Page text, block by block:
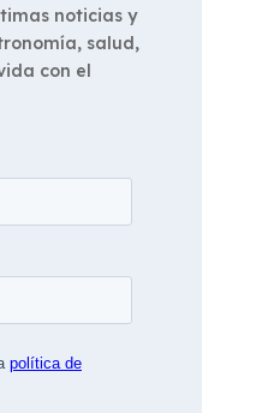
noticias y
salud,
con el